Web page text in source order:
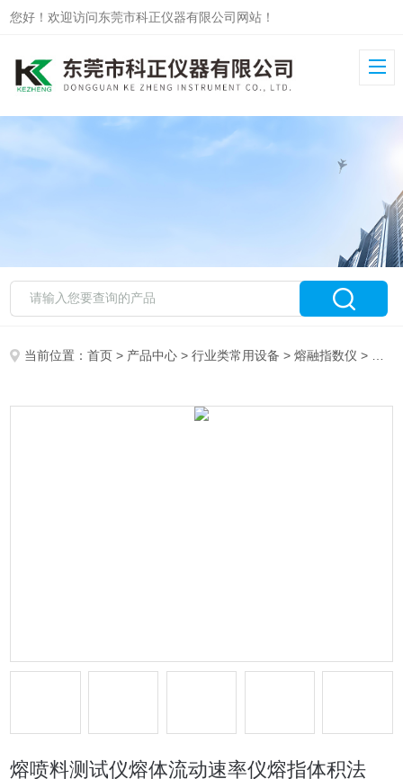
您好！欢迎访问东莞市科正仪器有限公司网站！
当前位置：首页 > 产品中心 >行业类常用设备 >熔融指数仪 > 熔喷料测试仪熔体流动速率仪熔指体积法
熔喷料测试仪熔体流动速率仪熔指体积法